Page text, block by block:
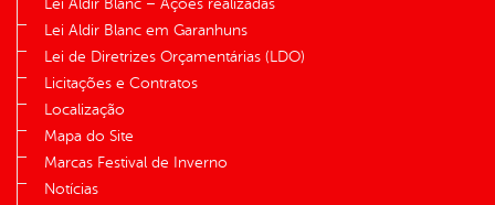
Lei Aldir Blanc – Ações realizadas
Lei Aldir Blanc em Garanhuns
Lei de Diretrizes Orçamentárias (LDO)
Licitações e Contratos
Localização
Mapa do Site
Marcas Festival de Inverno
Notícias